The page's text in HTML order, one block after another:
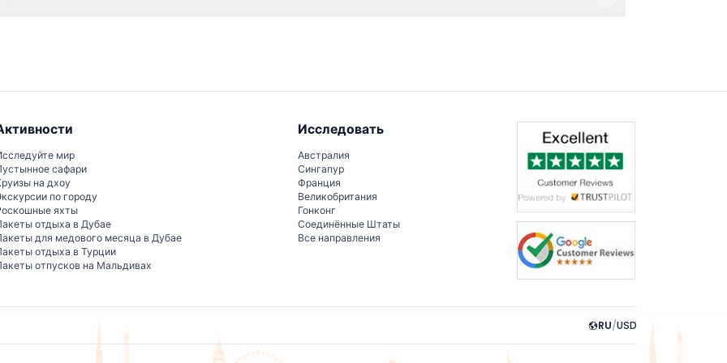
мир
сафари
на дхоу
по городу
яхты
отдыха в Дубае
для медового месяца в Дубае
отдыха в Турции
отпусков на Мальдивах
Исследовать
Австралия
Сингапур
Франция
Великобритания
Гонконг
Соединённые Штаты
Все направления
RU/USD